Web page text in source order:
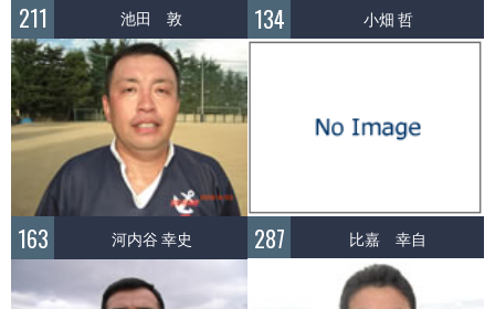
211 池田 敦 134 小畑 哲
163 河内谷 幸史 287 比嘉 幸自